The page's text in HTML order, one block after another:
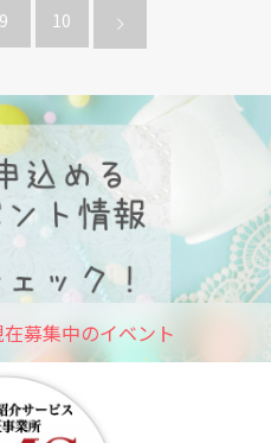
9 10
募集中のイベント